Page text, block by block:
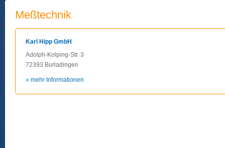
Meßtechnik
Karl Hipp GmbH
Adolph-Kolping-Str. 3
72393 Burladingen
» mehr Informationen